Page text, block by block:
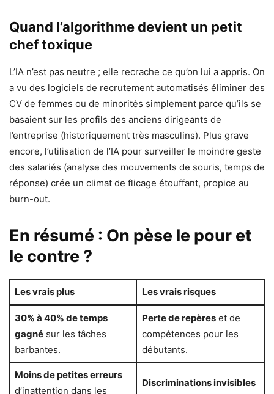
Quand l’algorithme devient un petit
chef toxique
L’IA n’est pas neutre ; elle recrache ce qu’on lui a appris. On
a vu des logiciels de recrutement automatisés éliminer des
CV de femmes ou de minorités simplement parce qu’ils se
basaient sur les profils des anciens dirigeants de
l’entreprise (historiquement très masculins). Plus grave
encore, l’utilisation de l’IA pour surveiller le moindre geste
des salariés (analyse des mouvements de souris, temps de
réponse) crée un climat de flicage étouffant, propice au
burn-out.
En résumé : On pèse le pour et
le contre ?
Les vrais plus Les vrais risques
30% à 40% de temps
gagnésur les tâches
barbantes.
Perte de repèreset de
compétences pour les
débutants.
Moins de petites erreurs
d’inattention dans les
Discriminations invisibles